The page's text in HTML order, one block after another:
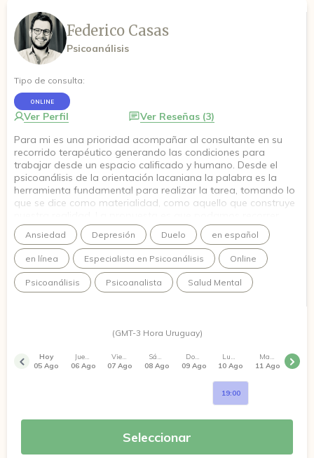
Federico Casas
Psicoanálisis
Tipo de consulta:
ONLINE
Ver Perfil
Ver Reseñas (3)
Para mi es una prioridad acompañar al consultante en su
recorrido terapéutico generando las condiciones para
trabajar desde un espacio calificado y humano. Desde el
psicoanálisis de la orientación lacaniana la palabra es la
herramienta fundamental para realizar la tarea, tomando lo
que se dice como materialidad, como aquello que construye
juntos un camino que se irá haciendo al andar, con el
propósito de aliviar la carga de sentidos con la que todos
debemos vérnoslas cotidianamente.
Ansiedad Depresión Duelo en español
en línea Especialista en Psicoanálisis Online
Psicoanálisis Psicoanalista Salud Mental
(GMT-3 Hora Uruguay)
Hoy
05 Ago
Jueves
06 Ago
Viernes
07 Ago
Sábado
08 Ago
Domingo
09 Ago
Lunes
10 Ago
19:00
Martes
11 Ago
Seleccionar